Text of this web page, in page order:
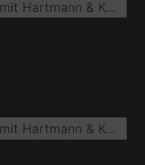
Industriegebiet Siemensstraße mit Hartmann & König Stromzuführungs AG und HeKa Fenster und Türen
Industriegebiet Siemensstraße mit Hartmann & König Stromzuführungs AG